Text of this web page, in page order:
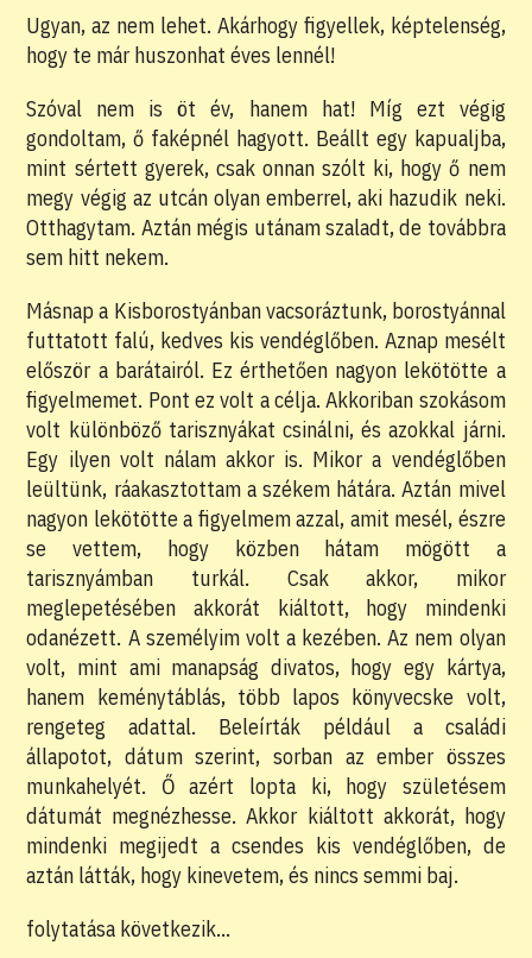
Ugyan, az nem lehet. Akárhogy figyellek, képtelenség,
hogy te már huszonhat éves lennél!
Szóval nem is öt év, hanem hat! Míg ezt végig
gondoltam, ő faképnél hagyott. Beállt egy kapualjba,
mint sértett gyerek, csak onnan szólt ki, hogy ő nem
megy végig az utcán olyan emberrel, aki hazudik neki.
Otthagytam. Aztán mégis utánam szaladt, de továbbra
sem hitt nekem.
Másnap a Kisborostyánban vacsoráztunk, borostyánnal
futtatott falú, kedves kis vendéglőben. Aznap mesélt
először a barátairól. Ez érthetően nagyon lekötötte a
figyelmemet. Pont ez volt a célja. Akkoriban szokásom
volt különböző tarisznyákat csinálni, és azokkal járni.
Egy ilyen volt nálam akkor is. Mikor a vendéglőben
leültünk, ráakasztottam a székem hátára. Aztán mivel
nagyon lekötötte a figyelmem azzal, amit mesél, észre
se vettem, hogy közben hátam mögött a
tarisznyámban turkál. Csak akkor, mikor
meglepetésében akkorát kiáltott, hogy mindenki
odanézett. A személyim volt a kezében. Az nem olyan
volt, mint ami manapság divatos, hogy egy kártya,
hanem keménytáblás, több lapos könyvecske volt,
rengeteg adattal. Beleírták például a családi
állapotot, dátum szerint, sorban az ember összes
munkahelyét. Ő azért lopta ki, hogy születésem
dátumát megnézhesse. Akkor kiáltott akkorát, hogy
mindenki megijedt a csendes kis vendéglőben, de
aztán látták, hogy kinevetem, és nincs semmi baj.
folytatása következik…